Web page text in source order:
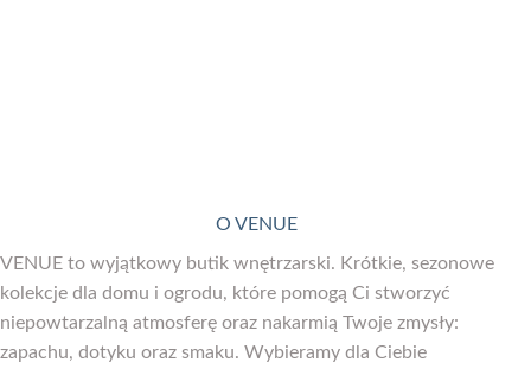
O VENUE
VENUE to wyjątkowy butik wnętrzarski. Krótkie, sezonowe
kolekcje dla domu i ogrodu, które pomogą Ci stworzyć
niepowtarzalną atmosferę oraz nakarmią Twoje zmysły:
zapachu, dotyku oraz smaku. Wybieramy dla Ciebie